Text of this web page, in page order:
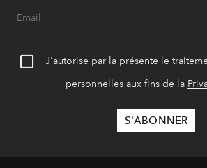
J'autorise par la présente le
personnelles aux fins de la